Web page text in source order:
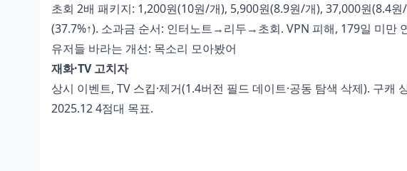
초회 2배 패키지: 1,200원(10원/개), 5,900원(8.9원/개), 37,000원(8.4
(37.7%↑). 소과금 순서: 인터노트→리두→초회. VPN 피해, 179일 미만
유저들 바라는 개선: 목소리 모아봤어
재화·TV 고치자
상시 이벤트, TV 스킵·제거(1.4버전 필드 데이트·공동 탐색 삭제). 구캐
2025.12 4점대 목표.